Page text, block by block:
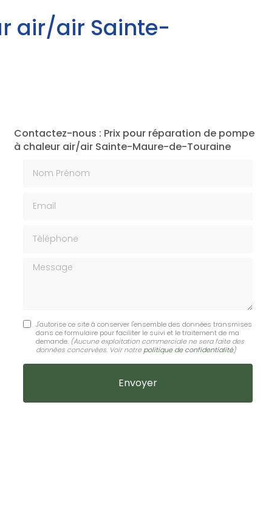
air/air Sainte-
Contactez-nous : Prix pour réparation de pompe
à chaleur air/air Sainte-Maure-de-Touraine
Message
J'autorise ce site à conserver l'ensemble des données transmises
dans ce formulaire pour faciliter le suivi et le traitement de ma
demande. (Aucune exploitation commerciale ne sera faite des
données concervées. Voir notre politique de confidentialité)